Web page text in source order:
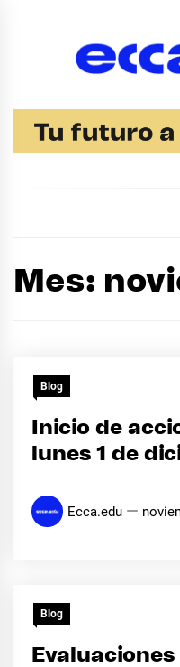
Mes:
Blog
Inicio de
lunes 1 de
Ecca.edu
Blog